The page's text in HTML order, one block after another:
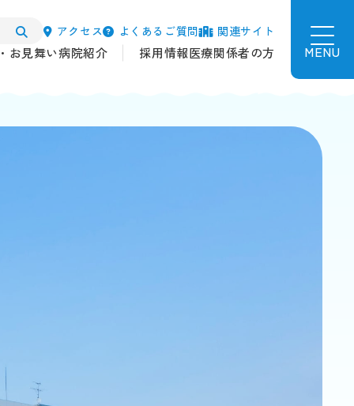
アクセス よくあるご質問 関連サイト
お見舞い病院紹介 採用情報医療関係者の方 MENU